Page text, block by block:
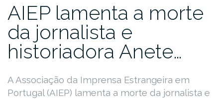
AIEP lamenta a morte
da jornalista e
historiadora Anete…
A Associação da Imprensa Estrangeira em
Portugal (AIEP) lamenta a morte da jornalista e